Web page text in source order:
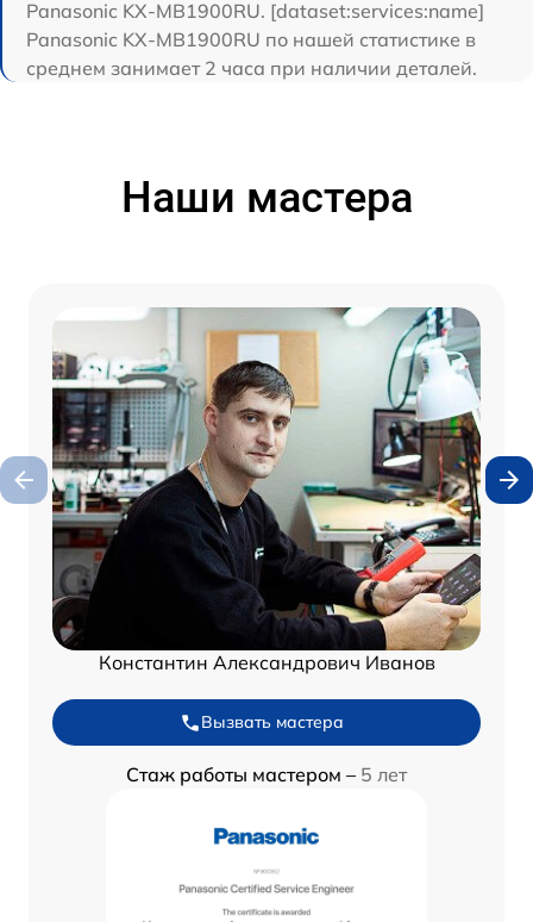
Panasonic KX-MB1900RU. [dataset:services:name]
Panasonic KX-MB1900RU по нашей статистике в
среднем занимает 2 часа при наличии деталей.
Наши мастера
Константин Александрович Иванов
Вызвать мастера
Стаж работы мастером – 5 лет